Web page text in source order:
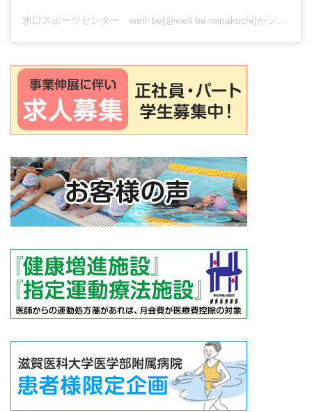
水口スポーツセンター well･be(@well.be.minakuchi)がシェアした投稿